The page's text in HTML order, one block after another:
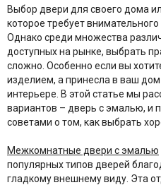
Выбор двери для своего дома
которое требует
Однако среди множества
доступных на рынке, выбрать
сложно. Особенно если вы
изделием, а принесла в ваш дом
интерьере. В этой статье мы
вариантов – дверь с эмалью, и
советами о том, как выбрать
Межкомнатные двери с эмалью
популярных типов дверей
гладкому внешнему виду. Эта